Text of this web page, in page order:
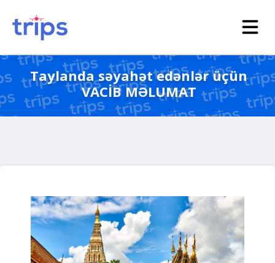
Taylanda səyahət edənlər üçün
VACİB MƏLUMAT